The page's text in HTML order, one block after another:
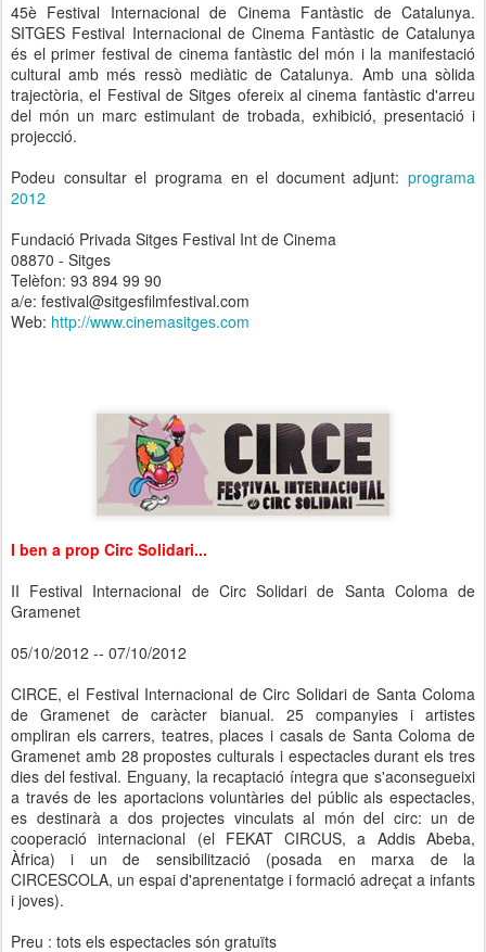
45è Festival Internacional de Cinema Fantàstic de Catalunya.
SITGES Festival Internacional de Cinema Fantàstic de Catalunya
és el primer festival de cinema fantàstic del món i la manifestació
cultural amb més ressò mediàtic de Catalunya. Amb una sòlida
trajectòria, el Festival de Sitges ofereix al cinema fantàstic d'arreu
del món un marc estimulant de trobada, exhibició, presentació i
projecció.
Podeu consultar el programa en el document adjunt: programa
2012
Fundació Privada Sitges Festival Int de Cinema
08870 - Sitges
Telèfon: 93 894 99 90
a/e: festival@sitgesfilmfestival.com
Web: http://www.cinemasitges.com
I ben a prop Circ Solidari...
II Festival Internacional de Circ Solidari de Santa Coloma de
Gramenet
05/10/2012 -- 07/10/2012
CIRCE, el Festival Internacional de Circ Solidari de Santa Coloma
de Gramenet de caràcter bianual. 25 companyies i artistes
ompliran els carrers, teatres, places i casals de Santa Coloma de
Gramenet amb 28 propostes culturals i espectacles durant els tres
dies del festival. Enguany, la recaptació íntegra que s'aconsegueixi
a través de les aportacions voluntàries del públic als espectacles,
es destinarà a dos projectes vinculats al món del circ: un de
cooperació internacional (el FEKAT CIRCUS, a Addis Abeba,
Àfrica) i un de sensibilització (posada en marxa de la
CIRCESCOLA, un espai d'aprenentatge i formació adreçat a infants
i joves).
Preu : tots els espectacles són gratuïts